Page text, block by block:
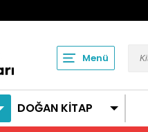
Menü
DOĞAN KİTAP